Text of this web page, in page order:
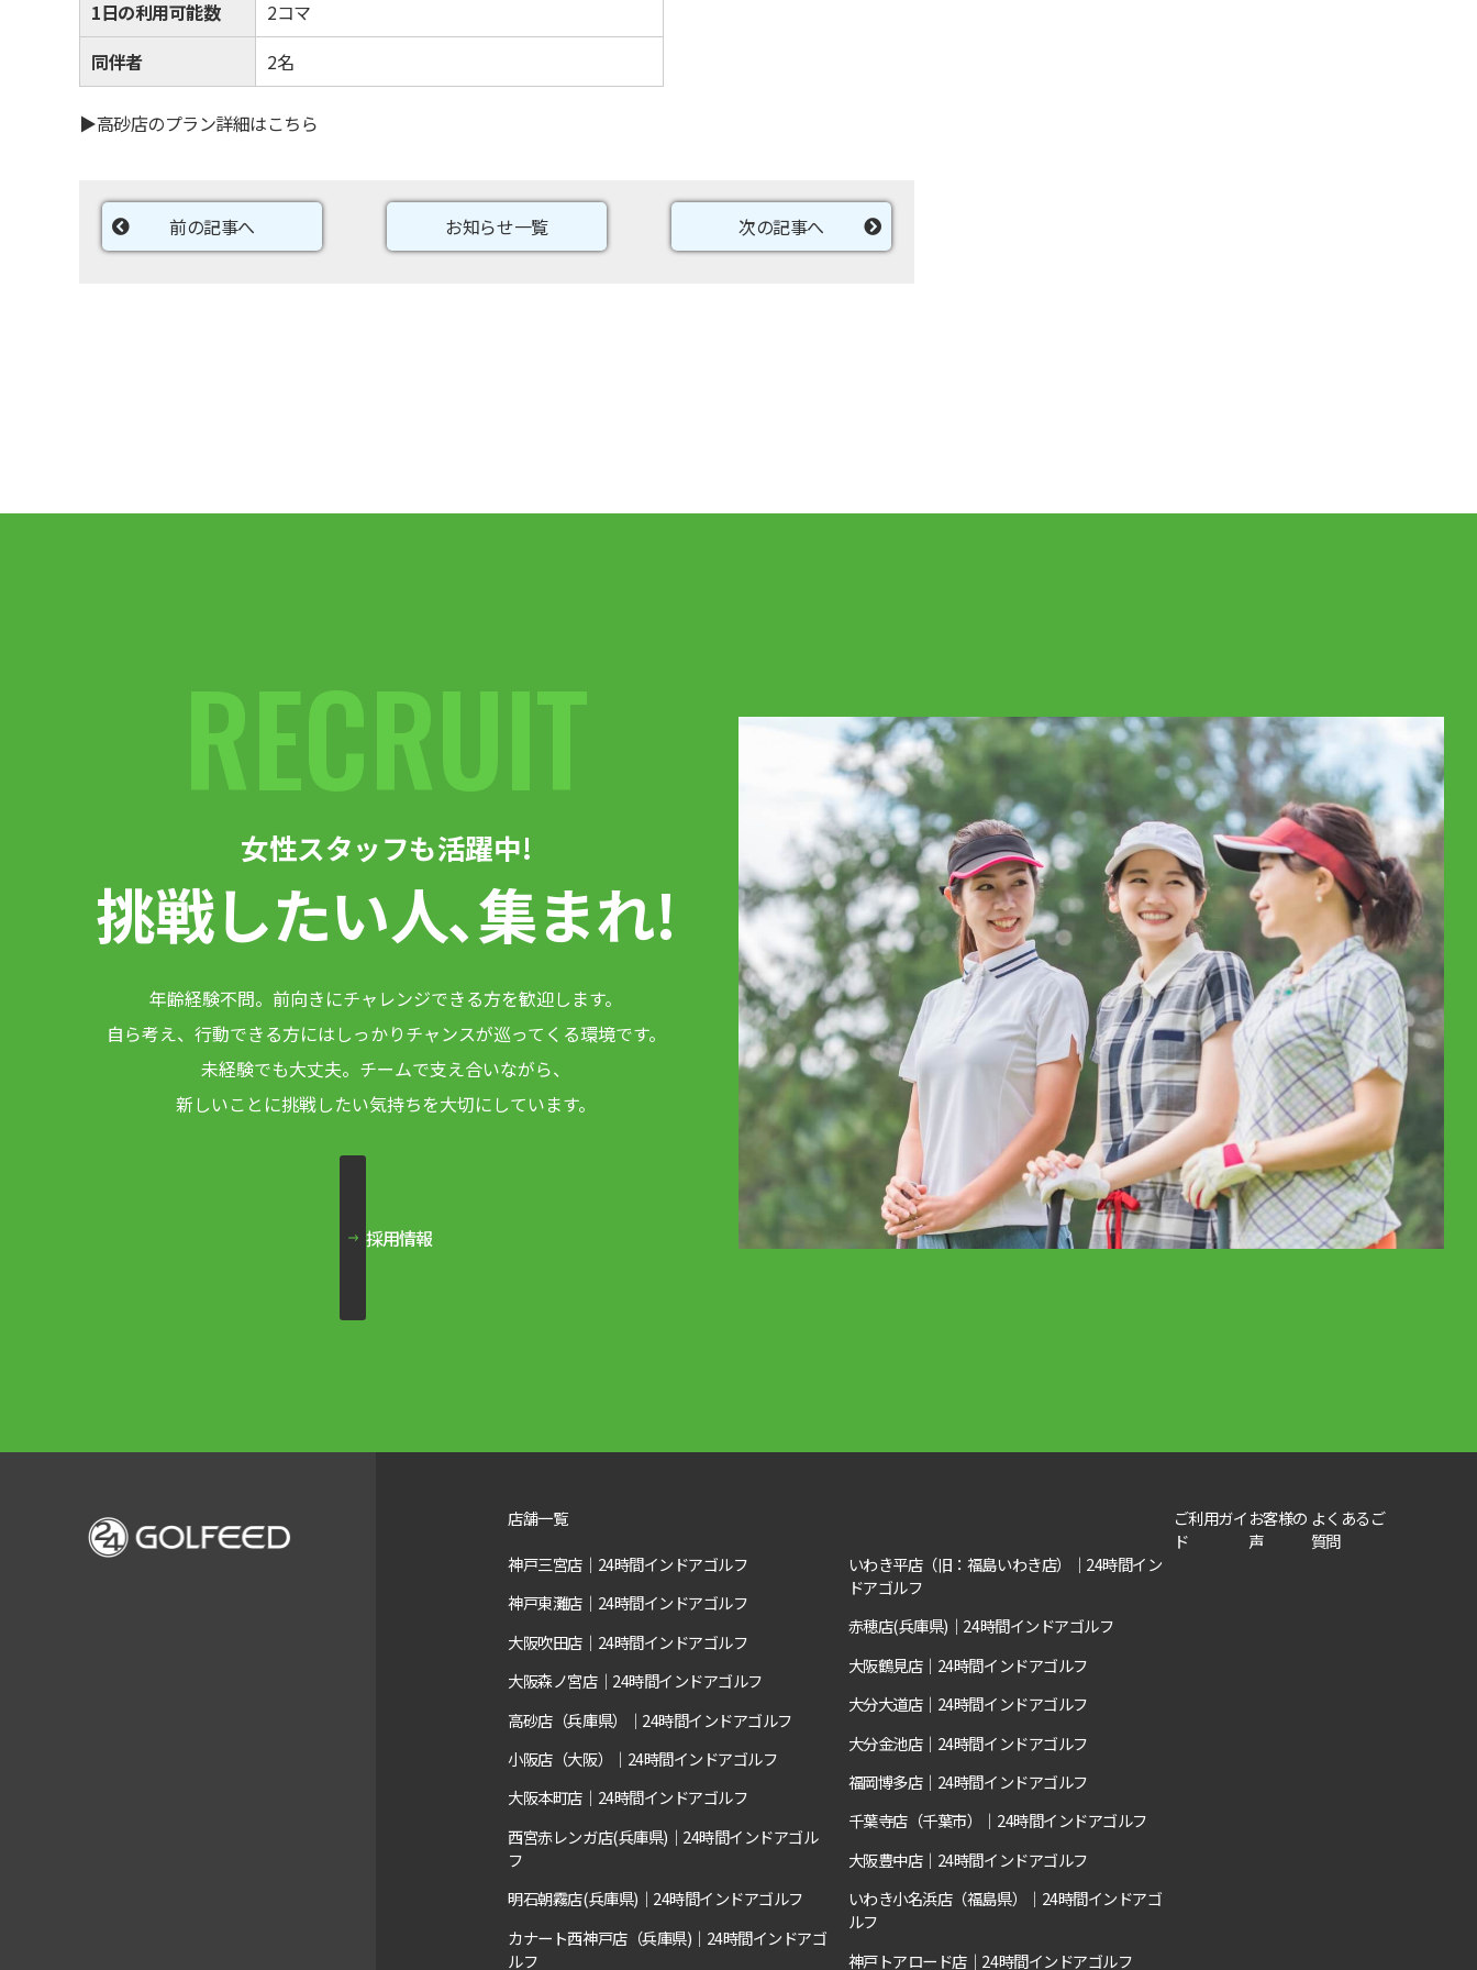
1日の利用可能数
2コマ
同伴者
2名
▶高砂店のプラン詳細はこちら
前の記事へ お知らせ一覧 次の記事へ
RECRUIT
女性スタッフも活躍中!
挑戦したい人､集まれ!
年齢経験不問。前向きにチャレンジできる方を歓迎します。
自ら考え、行動できる方には しっかりチャンスが巡ってくる環境です。
未経験でも大丈夫。チームで支え合いながら、
新しいことに挑戦したい気持ちを大切にしています。
採用情報
店舗一覧
神戸三宮店｜24時間インドアゴルフ
神戸東灘店｜24時間インドアゴルフ
大阪吹田店｜24時間インドアゴルフ
大阪森ノ宮店｜24時間インドアゴルフ
高砂店（兵庫県）｜24時間インドアゴルフ
小阪店（大阪）｜24時間インドアゴルフ
大阪本町店｜24時間インドアゴルフ
西宮赤レンガ店(兵庫県)｜24時間インドアゴル
フ
明石朝霧店(兵庫県)｜24時間インドアゴルフ
カナート西神戸店（兵庫県)｜24時間インドアゴ
ルフ
いわき平店（旧：福島いわき店）｜24時間イン
ドアゴルフ
赤穂店(兵庫県)｜24時間インドアゴルフ
大阪鶴見店｜24時間インドアゴルフ
大分大道店｜24時間インドアゴルフ
大分金池店｜24時間インドアゴルフ
福岡博多店｜24時間インドアゴルフ
千葉寺店（千葉市）｜24時間インドアゴルフ
大阪豊中店｜24時間インドアゴルフ
いわき小名浜店（福島県）｜24時間インドアゴ
ルフ
神戸トアロード店｜24時間インドアゴルフ
ご利用ガイ
ド
お客様の
声
よくあるご
質問